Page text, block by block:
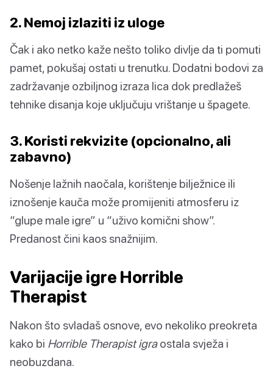
2. Nemoj izlaziti iz uloge
Čak i ako netko kaže nešto toliko divlje da ti pomuti
pamet, pokušaj ostati u trenutku. Dodatni bodovi za
zadržavanje ozbiljnog izraza lica dok predlažeš
tehnike disanja koje uključuju vrištanje u špagete.
3. Koristi rekvizite (opcionalno, ali
zabavno)
Nošenje lažnih naočala, korištenje bilježnice ili
iznošenje kauča može promijeniti atmosferu iz
“glupe male igre” u “uživo komični show”.
Predanost čini kaos snažnijim.
Varijacije igre Horrible
Therapist
Nakon što svladaš osnove, evo nekoliko preokreta
kako bi Horrible Therapist igraostala svježa i
neobuzdana.